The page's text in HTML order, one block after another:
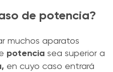
de potencia?
muchos aparatos
potencia sea superior a
en cuyo caso entrará